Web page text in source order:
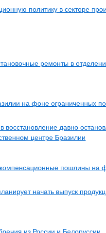
политику в секторе
ремонты в
на фоне ограниченных
давно
центре Бразилии
пошлины на
начать выпуск
из России и Белоруссии